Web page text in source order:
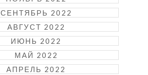
СЕНТЯБРЬ 2022
АВГУСТ 2022
ИЮНЬ 2022
МАЙ 2022
АПРЕЛЬ 2022